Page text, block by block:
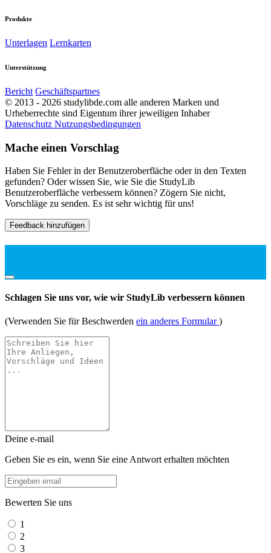
Produkte
Unterlagen Lernkarten
Unterstützung
Bericht Geschäftspartnes
© 2013 - 2026 studylibde.com alle anderen Marken und
Urheberrechte sind Eigentum ihrer jeweiligen Inhaber
Datenschutz Nutzungsbedingungen
Mache einen Vorschlag
Haben Sie Fehler in der Benutzeroberfläche oder in den Texten
gefunden? Oder wissen Sie, wie Sie die StudyLib
Benutzeroberfläche verbessern können? Zögern Sie nicht,
Vorschläge zu senden. Es ist sehr wichtig für uns!
Feedback hinzufügen
Schlagen Sie uns vor, wie wir StudyLib verbessern können
(Verwenden Sie für Beschwerden ein anderes Formular)
Deine e-mail
Geben Sie es ein, wenn Sie eine Antwort erhalten möchten
Bewerten Sie uns
1
2
3